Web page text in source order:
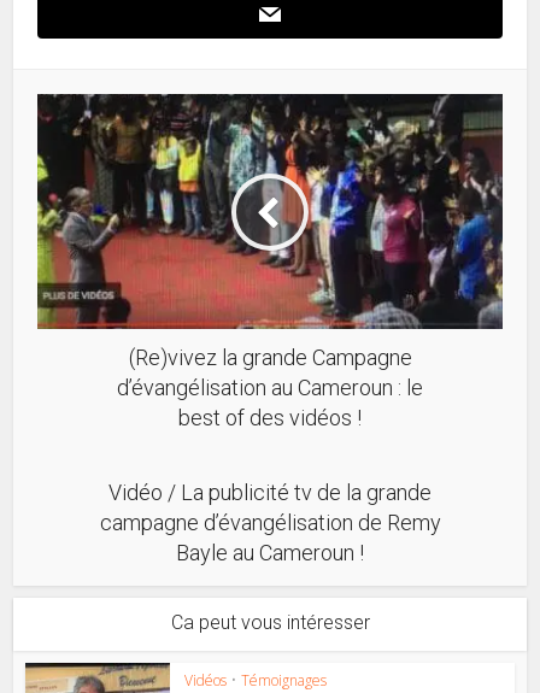
(Re)vivez la grande Campagne
d’évangélisation au Cameroun : le
best of des vidéos !
Vidéo / La publicité tv de la grande
campagne d’évangélisation de Remy
Bayle au Cameroun !
Ca peut vous intéresser
Vidéos • Témoignages